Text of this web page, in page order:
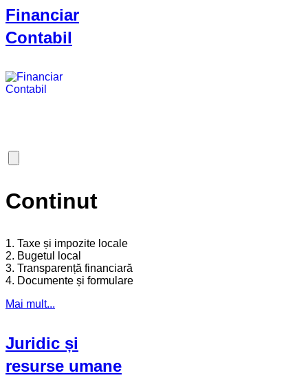
Financiar
Contabil
Continut
1. Taxe și impozite locale
2. Bugetul local
3. Transparență financiară
4. Documente și formulare
Mai mult...
Juridic și
resurse umane